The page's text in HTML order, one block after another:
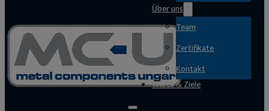
Über uns
Team
Zertifikate
Kontakt
Werte & Ziele